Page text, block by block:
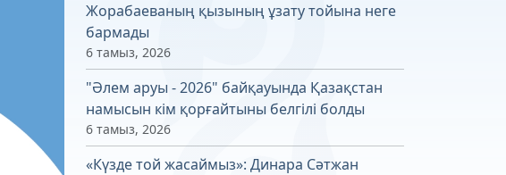
Жорабаеваның қызының ұзату тойына неге
бармады
6 тамыз, 2026
"Әлем аруы - 2026" байқауында Қазақстан
намысын кім қорғайтыны белгілі болды
6 тамыз, 2026
«Күзде той жасаймыз»: Динара Сәтжан